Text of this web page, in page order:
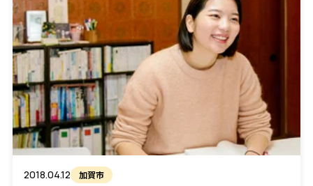
2018.04.12 加賀市